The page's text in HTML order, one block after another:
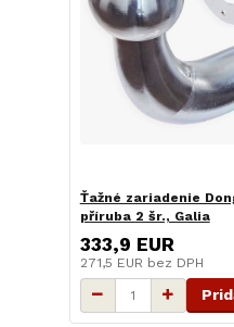
Ťažné zariadenie
příruba 2 šr., Galia
333,9 EUR
271,5 EUR bez DPH